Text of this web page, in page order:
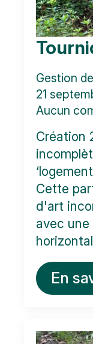
Gestion
21
Aucun
Création
Cette
d'art
avec
En